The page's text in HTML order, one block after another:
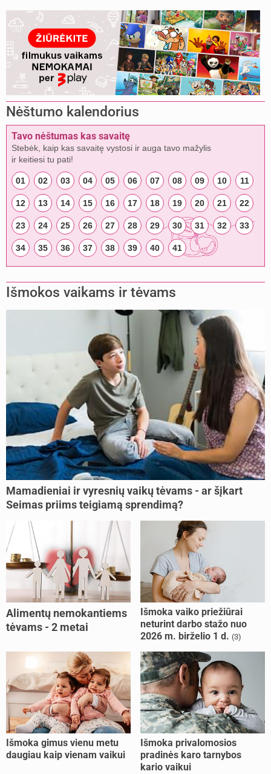
Nėštumo kalendorius
Tavo nėštumas kas savaitę
Stebėk, kaip kas savaitę vystosi ir auga tavo mažylis
ir keitiesi tu pati!
01 02 03 04 05 06 07 08 09 10 11
12 13 14 15 16 17 18 19 20 21 22
23 24 25 26 27 28 29 30 31 32 33
34 35 36 37 38 39 40 41
Išmokos vaikams ir tėvams
Mamadieniai ir vyresnių vaikų tėvams - ar šįkart
Seimas priims teigiamą sprendimą?
Alimentų nemokantiems
tėvams - 2 metai
Išmoka vaiko priežiūrai
neturint darbo stažo nuo
2026 m. birželio 1 d. (3)
Išmoka gimus vienu metu
daugiau kaip vienam vaikui
Išmoka privalomosios
pradinės karo tarnybos
kario vaikui